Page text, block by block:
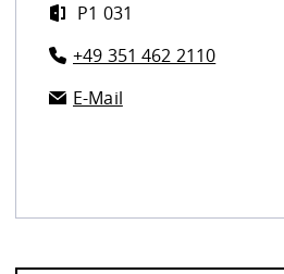
P1 031
+49 351 462 2110
E-Mail